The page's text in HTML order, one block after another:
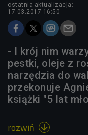
ostatnia aktualizacja:
17.03.2017 16:50
- I krój nim
pestki, oleje z
narzędzia do
przekonuje
książki "5 lat
rozwiń 